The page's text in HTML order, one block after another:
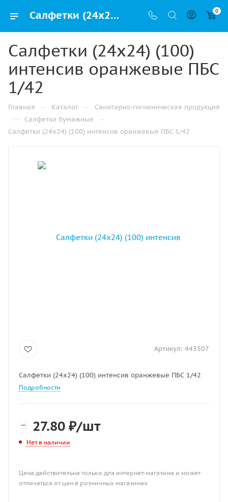
Салфетки (24х24) (100) интенсив оранжевые ПБС 1/42 купить от производителя в Уфе 0
Салфетки (24х24) (100)
интенсив оранжевые ПБС
1/42
Главная — Каталог — Санитарно-гигиеническая продукция
— Салфетки бумажные —
Салфетки (24х24) (100) интенсив оранжевые ПБС 1/42
Артикул: 443507
Салфетки (24х24) (100) интенсив оранжевые ПБС 1/42
Подробности
27.80 ₽/шт
Нет в наличии
Цена действительна только для интернет-магазина и может
отличаться от цен в розничных магазинах